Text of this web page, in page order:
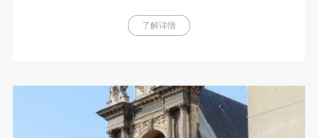
对欧洲文艺复兴产生过巨大影响，因对世界美术界，世界美
术教育作出的不可磨灭的贡献，
了解详情